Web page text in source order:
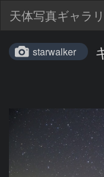
天体写真ギャラ
starwalker